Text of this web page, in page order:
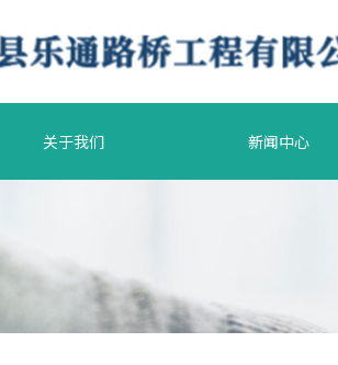
关于我们 新闻中心